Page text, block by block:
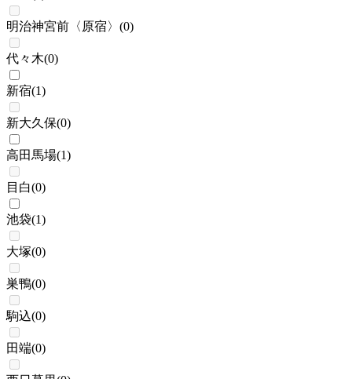
明治神宮前〈原宿〉 (0)
代々木(0)
新宿(1)
新大久保(0)
高田馬場(1)
目白(0)
池袋(1)
大塚(0)
巣鴨(0)
駒込(0)
田端(0)